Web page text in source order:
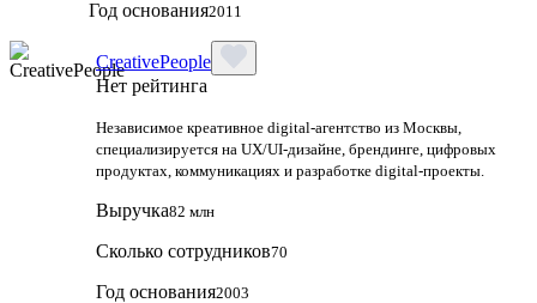
Год основания2011
CreativePeople
Нет рейтинга
Независимое креативное digital‑агентство из Москвы,
специализируется на UX/UI‑дизайне, брендинге, цифровых
продуктах, коммуникациях и разработке digital‑проекты.
Выручка82 млн
Сколько сотрудников70
Год основания2003